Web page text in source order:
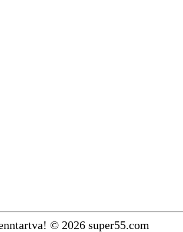
© 2026 super55.com